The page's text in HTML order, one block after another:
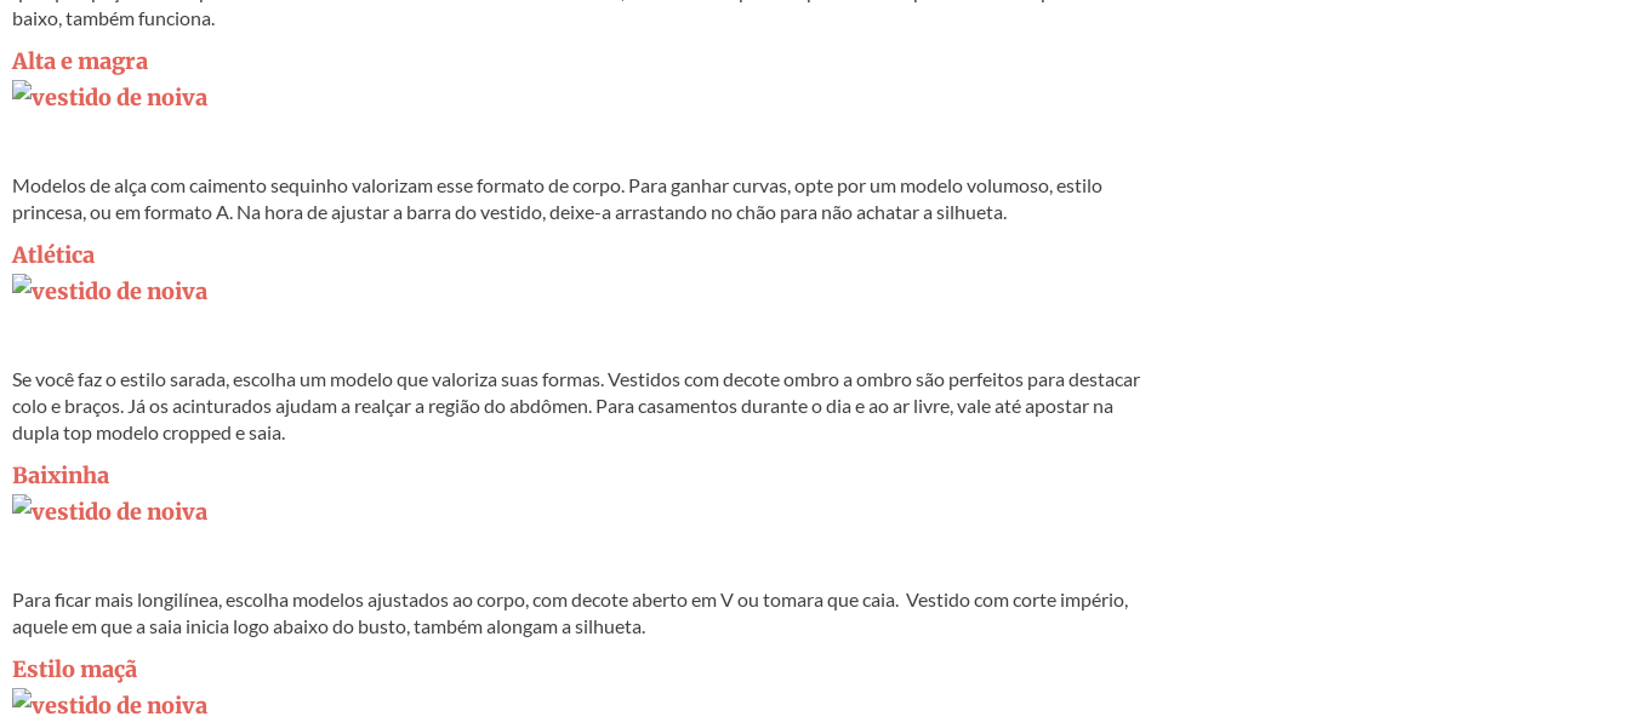
baixo, também funciona.
Alta e magra
Modelos de alça com caimento sequinho valorizam esse formato de corpo. Para ganhar curvas, opte por um modelo volumoso, estilo
princesa, ou em formato A. Na hora de ajustar a barra do vestido, deixe-a arrastando no chão para não achatar a silhueta.
Atlética
Se você faz o estilo sarada, escolha um modelo que valoriza suas formas. Vestidos com decote ombro a ombro são perfeitos para destacar
colo e braços. Já os acinturados ajudam a realçar a região do abdômen. Para casamentos durante o dia e ao ar livre, vale até apostar na
dupla top modelo cropped e saia.
Baixinha
Para ficar mais longilínea, escolha modelos ajustados ao corpo, com decote aberto em V ou tomara que caia. Vestido com corte império,
aquele em que a saia inicia logo abaixo do busto, também alongam a silhueta.
Estilo maçã